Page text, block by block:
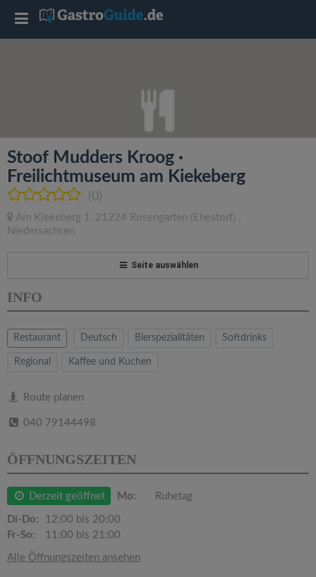
Stoof Mudders Kroog ·
Freilichtmuseum am Kiekeberg
(0)
Am Kiekeberg 1 , 21224 Rosengarten (Ehestorf) ,
Niedersachsen
Seite auswählen
INFO
Restaurant Deutsch Bierspezialitäten Softdrinks
Regional Kaffee und Kuchen
Route planen
040 79144498
ÖFFNUNGSZEITEN
Derzeit geöffnet Mo: Ruhetag
Di-Do:
12:00 bis 20:00
Fr-So:
11:00 bis 21:00
Alle Öffnungszeiten ansehen
T
e
g
a
t
i
o